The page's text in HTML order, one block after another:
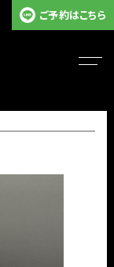
ご予約はこちら